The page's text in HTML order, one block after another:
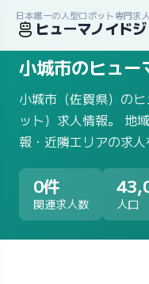
日本唯一の人型ロボット専門求
ヒューマノイド
ホーム/求人一覧/地域から
小城市のヒュー
小城市（佐賀県）の
ット）求人情報。 地
報・近隣エリアの求人
0件
関連求人数 人口